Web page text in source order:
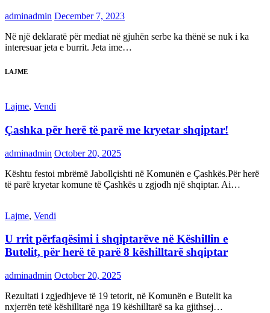
adminadmin December 7, 2023
Në një deklaratë për mediat në gjuhën serbe ka thënë se nuk i ka
interesuar jeta e burrit. Jeta ime…
LAJME
Lajme, Vendi
Çashka për herë të parë me kryetar shqiptar!
adminadmin October 20, 2025
Kështu festoi mbrëmë Jabollçishti në Komunën e Çashkës.Për herë
të parë kryetar komune të Çashkës u zgjodh një shqiptar. Ai…
Lajme, Vendi
U rrit përfaqësimi i shqiptarëve në Këshillin e
Butelit, për herë të parë 8 këshilltarë shqiptar
adminadmin October 20, 2025
Rezultati i zgjedhjeve të 19 tetorit, në Komunën e Butelit ka
nxjerrën tetë këshilltarë nga 19 këshilltarë sa ka gjithsej…